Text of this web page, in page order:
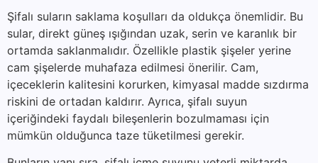
Şifalı suların saklama koşulları da oldukça önemlidir. Bu
sular, direkt güneş ışığından uzak, serin ve karanlık bir
ortamda saklanmalıdır. Özellikle plastik şişeler yerine
cam şişelerde muhafaza edilmesi önerilir. Cam,
içeceklerin kalitesini korurken, kimyasal madde sızdırma
riskini de ortadan kaldırır. Ayrıca, şifalı suyun
içeriğindeki faydalı bileşenlerin bozulmaması için
mümkün olduğunca taze tüketilmesi gerekir.